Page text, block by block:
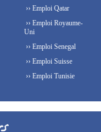
›› Emploi Qatar
›› Emploi Royaume-
Uni
›› Emploi Senegal
›› Emploi Suisse
›› Emploi Tunisie